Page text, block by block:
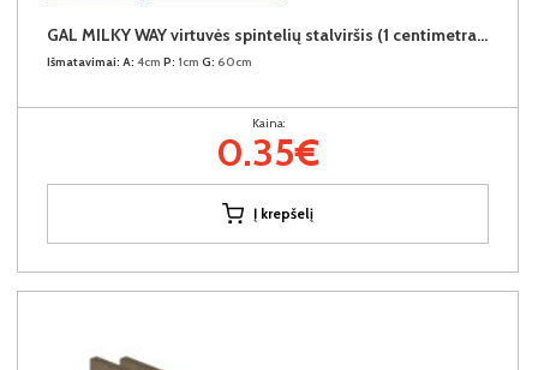
GAL MILKY WAY virtuvės spintelių stalviršis (1 centimetras) (Įvykdymo terminas iki 10d.d.)
Išmatavimai: A: 4cm P: 1cm G: 60cm
Kaina:
0.35€
Į krepšelį